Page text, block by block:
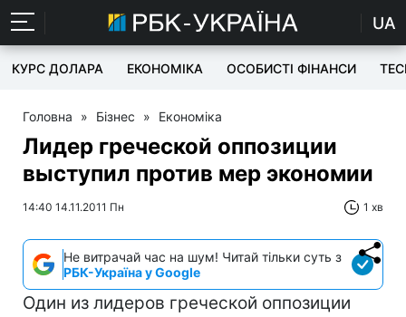
UA
КУРС ДОЛАРА ЕКОНОМІКА ОСОБИСТІ ФІНАНСИ
Головна » Бізнес » Економіка
Лидер греческой оппозиции
выступил против мер экономии
14:40 14.11.2011 Пн 1 хв
Не витрачай час на шум! Читай тільки суть з
РБК-Україна у Google
Один из лидеров греческой оппозиции